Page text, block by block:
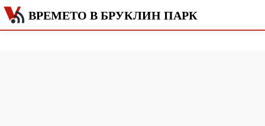
ВРЕМЕТО В БРУКЛИН ПАРК